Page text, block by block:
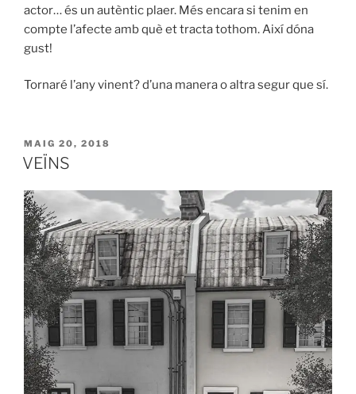
actor… és un autèntic plaer. Més encara si tenim en
compte l’afecte amb què et tracta tothom. Així dóna
gust!
Tornaré l’any vinent? d’una manera o altra segur que sí.
MAIG 20, 2018
VEÏNS